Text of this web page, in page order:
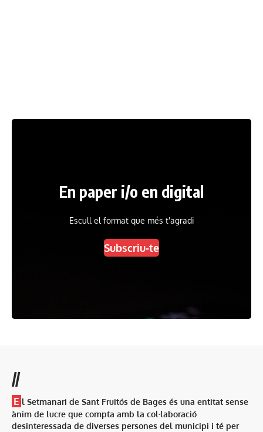
En paper i/o en digital
Escull el format que més t'agradi
Subscriu-te
//
E l Setmanari de Sant Fruitós de Bages és una entitat sense
ànim de lucre que compta amb la col·laboració
desinteressada de diverses persones del municipi i té per